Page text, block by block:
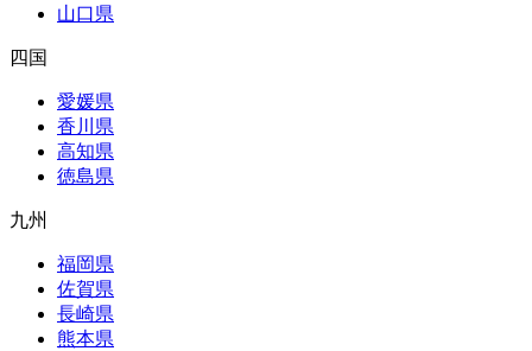
山口県
四国
愛媛県
香川県
高知県
徳島県
九州
福岡県
佐賀県
長崎県
熊本県